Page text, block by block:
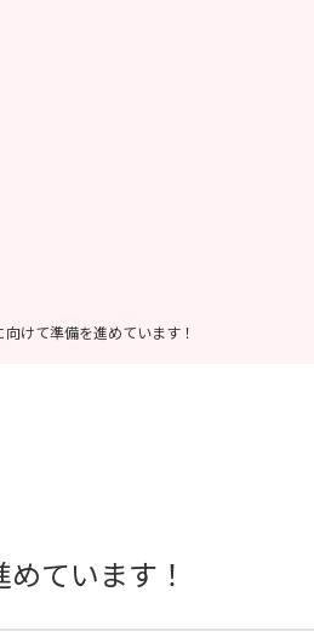
けて準備を進めています！
ています！